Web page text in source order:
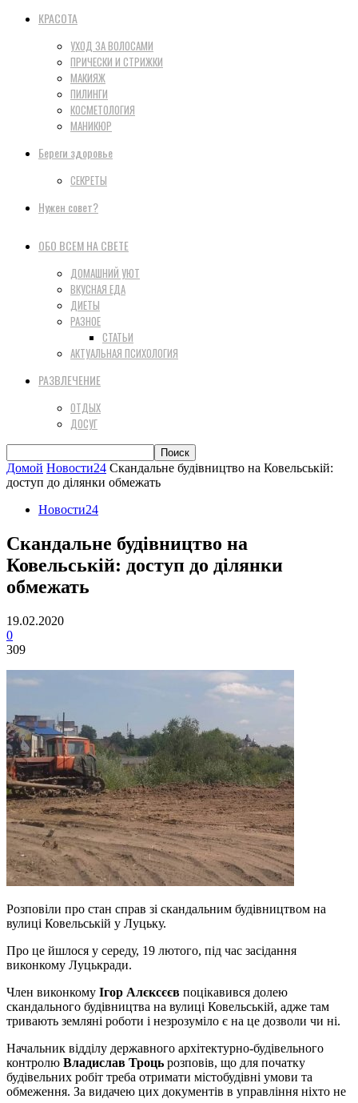
КРАСОТА
УХОД ЗА ВОЛОСАМИ
ПРИЧЕСКИ И СТРИЖКИ
МАКИЯЖ
ПИЛИНГИ
КОСМЕТОЛОГИЯ
МАНИКЮР
Береги здоровье
СЕКРЕТЫ
Нужен совет?
ОБО ВСЕМ НА СВЕТЕ
ДОМАШНИЙ УЮТ
ВКУСНАЯ ЕДА
ДИЕТЫ
РАЗНОЕ
СТАТЬИ
АКТУАЛЬНАЯ ПСИХОЛОГИЯ
РАЗВЛЕЧЕНИЕ
ОТДЫХ
ДОСУГ
Домой Новости24 Скандальне будівництво на Ковельській:
доступ до ділянки обмежать
Новости24
Скандальне будівництво на
Ковельській: доступ до ділянки
обмежать
19.02.2020
0
309
Розповіли про стан справ зі скандальним будівництвом на
вулиці Ковельській у Луцьку.
Про це йшлося у середу, 19 лютого, під час засідання
виконкому Луцькради.
Член виконкому Ігор Алєксєєв поцікавився долею
скандального будівництва на вулиці Ковельській, адже там
тривають земляні роботи і незрозуміло є на це дозволи чи ні.
Начальник відділу державного архітектурно-будівельного
контролю Владислав Троць розповів, що для початку
будівельних робіт треба отримати містобудівні умови та
обмеження. За видачею цих документів в управління ніхто не